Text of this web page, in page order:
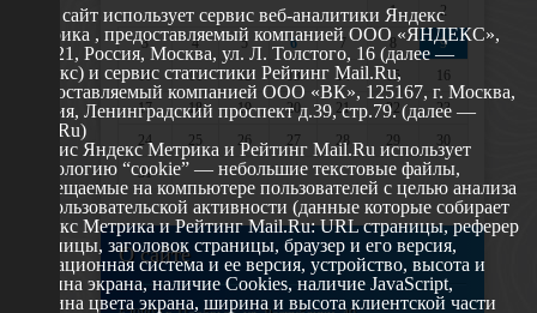
1
2
3
4 5 6 7 8
9
10
11 12 13 14 15
16
17
18 19 20 21 22
23
24
25 26 27 28 29
30
31
О сайте
Этот сайт использует сервис веб-аналитики Яндекс
Метрика , предоставляемый компанией ООО «ЯНДЕКС»,
119021, Россия, Москва, ул. Л. Толстого, 16 (далее —
Яндекс) и сервис статистики Рейтинг Mail.Ru,
предоставляемый компанией ООО «ВК», 125167, г. Москва,
Россия, Ленинградский проспект д.39, стр.79. (далее —
Mail.Ru)
Сервис Яндекс Метрика и Рейтинг Mail.Ru использует
технологию “cookie” — небольшие текстовые файлы,
размещаемые на компьютере пользователей с целью анализа
их пользовательской активности (данные которые собирает
Яндекс Метрика и Рейтинг Mail.Ru: URL страницы, реферер
страницы, заголовок страницы, браузер и его версия,
операционная система и ее версия, устройство, высота и
ширина экрана, наличие Cookies, наличие JavaScript,
глубина цвета экрана, ширина и высота клиентской части